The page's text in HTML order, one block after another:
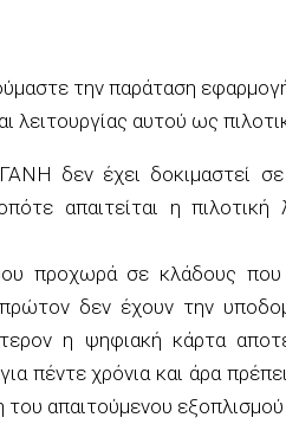
τηνπαράταση
λειτουργίας αυτού ως
δεν έχει δοκιμαστεί σε
απαιτείται η
προχωρά σε κλάδους που
δεν έχουν την
η ψηφιακή κάρτα
πέντε χρόνια και άρα πρέπει
του απαιτούμενου εξοπλισμού